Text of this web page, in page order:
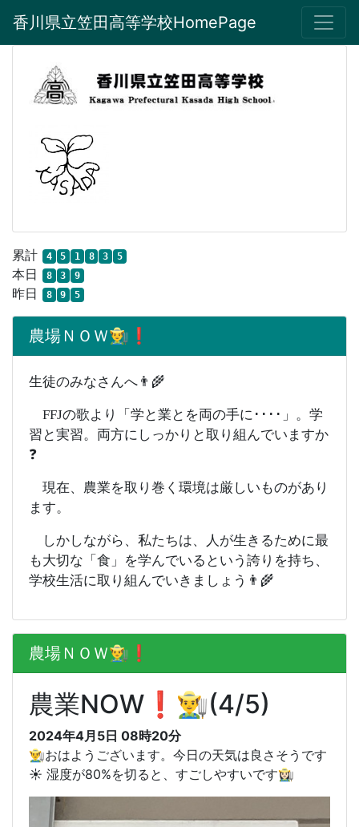
香川県立笠田高等学校HomePage
累計 4 5 1 8 3 5
本日 8 3 9
昨日 8 9 5
農場ＮＯＷ👨‍🌾❗️
生徒のみなさんへ👨‍🌾
FFJの歌より「学と業とを両の手に････」。学
習と実習。両方にしっかりと取り組んでいますか
❓
現在、農業を取り巻く環境は厳しいものがあり
ます。
しかしながら、私たちは、人が生きるために最
も大切な「食」を学んでいるという誇りを持ち、
学校生活に取り組んでいきましょう👨‍🌾
農場ＮＯＷ👨‍🌾❗️
農業NOW❗️👨‍🌾(4/5)
2024年4月5日 08時20分
👨‍🌾おはようございます。今日の天気は良さそうです
☀️ 湿度が80%を切ると、すごしやすいです👩🏻‍🌾